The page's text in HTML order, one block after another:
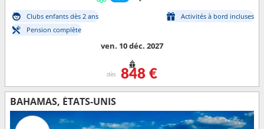
Clubs enfants dès 2 ans
Activités à bord incluses
Pension complète
ven. 10 déc. 2027
dès 848 €
BAHAMAS, ÉTATS-UNIS